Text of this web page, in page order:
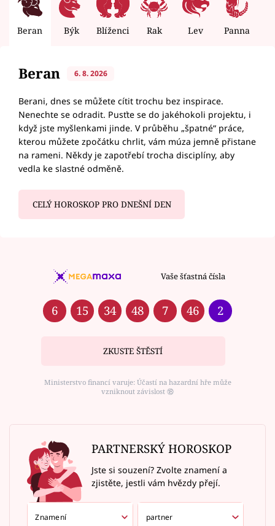
Beran Býk Blíženci Rak Lev Panna
Beran 6. 8. 2026
Berani, dnes se můžete cítit trochu bez inspirace.
Nenechte se odradit. Pusťte se do jakéhokoli projektu, i
když jste myšlenkami jinde. V průběhu „špatné“ práce,
kterou můžete zpočátku chrlit, vám múza jemně přistane
na rameni. Někdy je zapotřebí trocha disciplíny, aby
vedla ke slastné odměně.
CELÝ HOROSKOP PRO DNEŠNÍ DEN
Vaše šťastná čísla
6 15 34 48 7 46 2
ZKUSTE ŠTĚSTÍ
Ministerstvo financí varuje: Účastí na hazardní hře může
vzniknout závislost ⑱
PARTNERSKÝ HOROSKOP
Jste si souzení? Zvolte znamení a
zjistěte, jestli vám hvězdy přejí.